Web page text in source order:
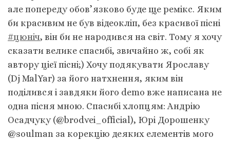
але попереду обов’язково буде ще ремікс. Яким
би красивим не був відеокліп, без красивої пісні
#цюніч, він би не народився на світ. Тому я хочу
сказати велике спасибі, звичайно ж, собі як
автору цієї пісні;) Хочу подякувати Ярославу
(Dj MalYar) за його натхнення, яким він
поділився і завдяки його demo вже написана не
одна пісня мною. Спасибі хлопцям: Андрію
Осадчуку (@brodvei_official), Юрі Дорошенку
@soulman за корекцію деяких елементів мого